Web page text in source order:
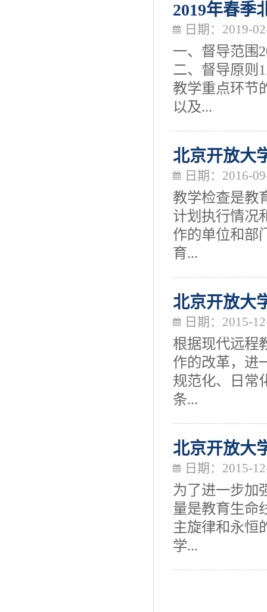
2019年春季
日期：2019-
一、督导范围
二、督导原则
教学重点环节
以及...
北京开放大
日期：2016-
教学检查是教
计划执行情况
作的单位和部
育...
北京开放大
日期：2015-
根据现代远程
作的改革，进
规范化、日常
条...
北京开放大
日期：2015-
为了进一步加
量是教育生命
主旋律和永恒
学...